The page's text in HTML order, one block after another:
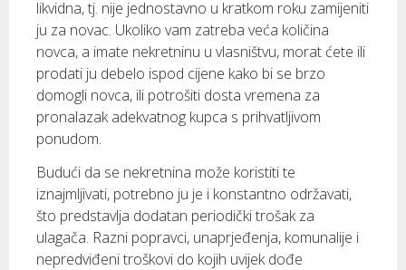
likvidna, tj. nije jednostavno u kratkom roku zamijeniti
ju za novac. Ukoliko vam zatreba veća količina
novca, a imate nekretninu u vlasništvu, morat ćete ili
prodati ju debelo ispod cijene kako bi se brzo
domogli novca, ili potrošiti dosta vremena za
pronalazak adekvatnog kupca s prihvatljivom
ponudom.
Budući da se nekretnina može koristiti te
iznajmljivati, potrebno ju je i konstantno održavati,
što predstavlja dodatan periodički trošak za
ulagača. Razni popravci, unaprjeđenja, komunalije i
nepredviđeni troškovi do kojih uvijek dođe